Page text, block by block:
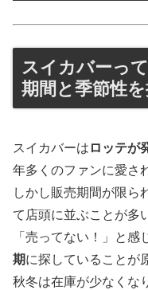
スイカバーっ
期間と季節性
スイカバーは ロッテが
年多くのファンに愛さ
しかし販売期間が限ら
て店頭に並ぶことが多
「売ってない！」と
期に探していることが
秋冬は在庫が少なくな